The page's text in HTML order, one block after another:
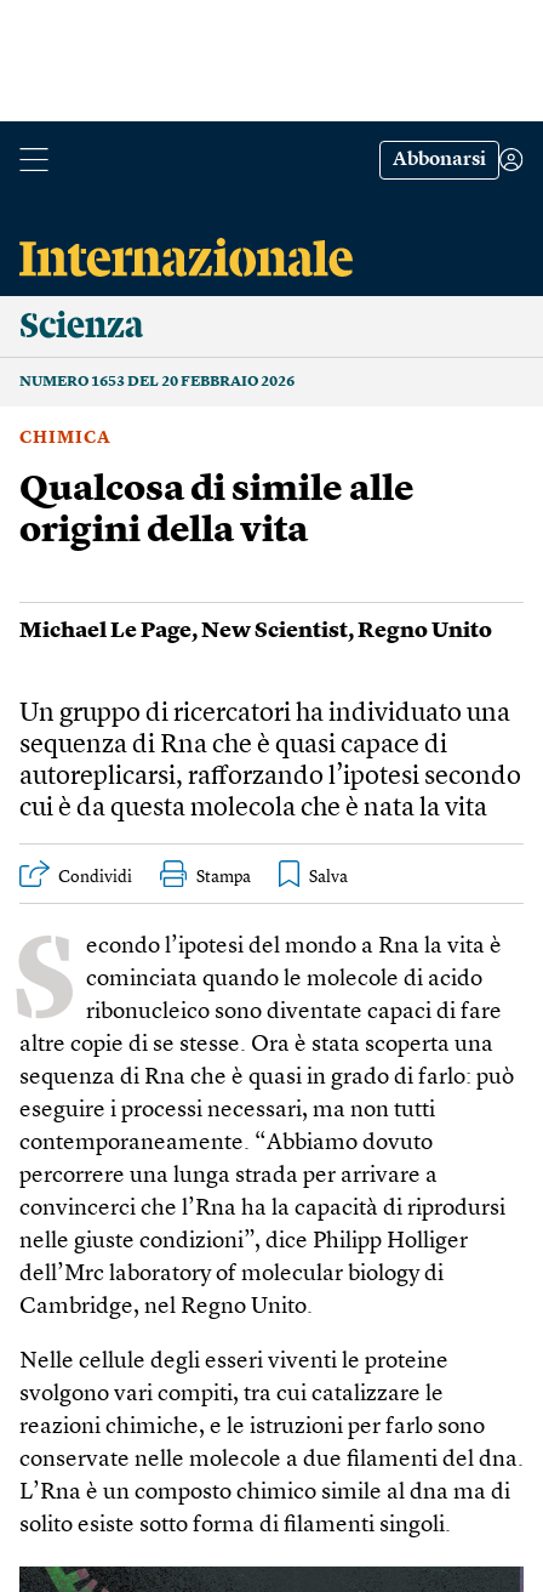
Abbonarsi
Scienza
NUMERO 1653 DEL 20 FEBBRAIO 2026
CHIMICA
Qualcosa di simile alle
origini della vita
Michael Le Page,New Scientist,Regno Unito
Un gruppo di ricercatori ha individuato una
sequenza di Rna che è quasi capace di
autoreplicarsi, rafforzando l’ipotesi secondo
cui è da questa molecola che è nata la vita
Condividi Stampa
S econdo l’ipotesi del mondo a Rna la vita è
cominciata quando le molecole di acido
ribonucleico sono diventate capaci di fare
altre copie di se stesse. Ora è stata scoperta una
sequenza di Rna che è quasi in grado di farlo: può
eseguire i processi necessari, ma non tutti
contemporaneamente. “Abbiamo dovuto
percorrere una lunga strada per arrivare a
convincerci che l’Rna ha la capacità di riprodursi
nelle giuste condizioni”, dice Philipp Holliger
dell’Mrc laboratory of molecular biology di
Cambridge, nel Regno Unito.
Nelle cellule degli esseri viventi le proteine
svolgono vari compiti, tra cui catalizzare le
reazioni chimiche, e le istruzioni per farlo sono
conservate nelle molecole a due filamenti del dna.
L’Rna è un composto chimico simile al dna ma di
solito esiste sotto forma di filamenti singoli.